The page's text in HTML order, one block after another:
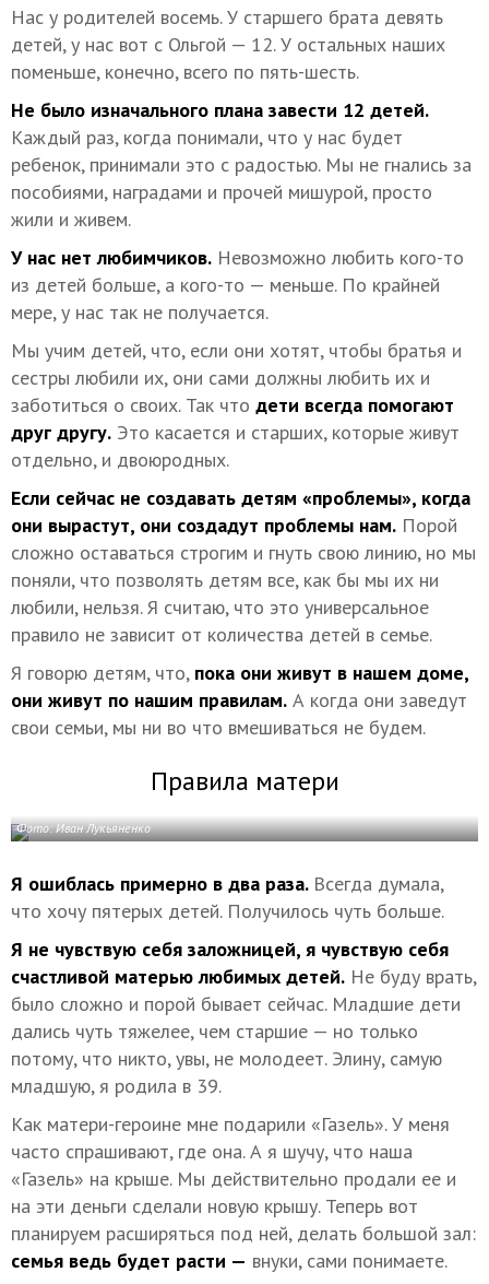
Нас у родителей восемь. У старшего брата девять
детей, у нас вот с Ольгой — 12. У остальных наших
поменьше, конечно, всего по пять-шесть.
Не было изначального плана завести 12 детей.
Каждый раз, когда понимали, что у нас будет
ребенок, принимали это с радостью. Мы не гнались за
пособиями, наградами и прочей мишурой, просто
жили и живем.
У нас нет любимчиков. Невозможно любить кого-то
из детей больше, а кого-то — меньше. По крайней
мере, у нас так не получается.
Мы учим детей, что, если они хотят, чтобы братья и
сестры любили их, они сами должны любить их и
заботиться о своих. Так что дети всегда помогают
друг другу. Это касается и старших, которые живут
отдельно, и двоюродных.
Если сейчас не создавать детям «проблемы», когда
они вырастут, они создадут проблемы нам. Порой
сложно оставаться строгим и гнуть свою линию, но мы
поняли, что позволять детям все, как бы мы их ни
любили, нельзя. Я считаю, что это универсальное
правило не зависит от количества детей в семье.
Я говорю детям, что, пока они живут в нашем доме,
они живут по нашим правилам. А когда они заведут
свои семьи, мы ни во что вмешиваться не будем.
Правила матери
Фото: Иван Лукьяненко
Я ошиблась примерно в два раза. Всегда думала,
что хочу пятерых детей. Получилось чуть больше.
Я не чувствую себя заложницей, я чувствую себя
счастливой матерью любимых детей. Не буду врать,
было сложно и порой бывает сейчас. Младшие дети
дались чуть тяжелее, чем старшие — но только
потому, что никто, увы, не молодеет. Элину, самую
младшую, я родила в 39.
Как матери-героине мне подарили «Газель». У меня
часто спрашивают, где она. А я шучу, что наша
«Газель» на крыше. Мы действительно продали ее и
на эти деньги сделали новую крышу. Теперь вот
планируем расширяться под ней, делать большой зал:
семья ведь будет расти — внуки, сами понимаете.